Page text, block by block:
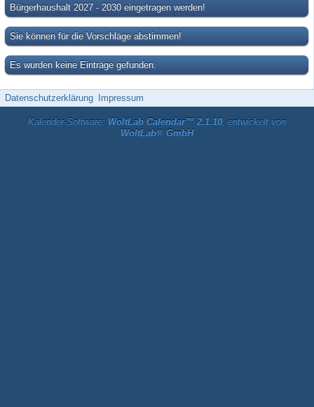
Bürgerhaushalt 2027 - 2030 eingetragen werden!
Sie können für die Vorschläge abstimmen!
Es wurden keine Einträge gefunden.
Datenschutzerklärung Impressum
Kalender-Software: WoltLab Calendar™ 2.1.10, entwickelt von
WoltLab® GmbH